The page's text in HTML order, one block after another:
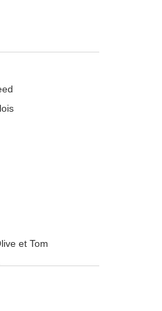
et Tom